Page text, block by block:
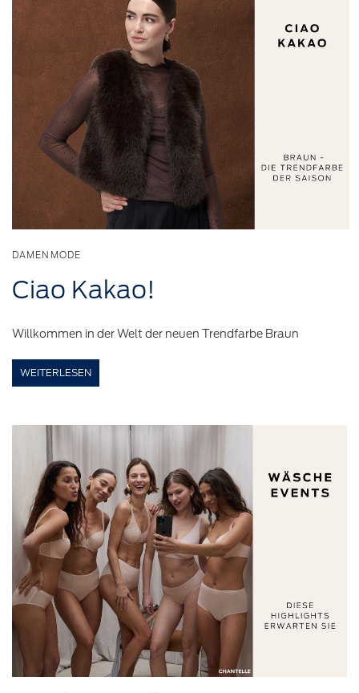
DAMENMODE
Ciao Kakao!
Willkommen in der Welt der neuen Trendfarbe Braun
WEITERLESEN